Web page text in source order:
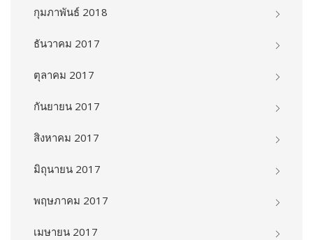
กุมภาพันธ์ 2018
ธันวาคม 2017
ตุลาคม 2017
กันยายน 2017
สิงหาคม 2017
มิถุนายน 2017
พฤษภาคม 2017
เมษายน 2017